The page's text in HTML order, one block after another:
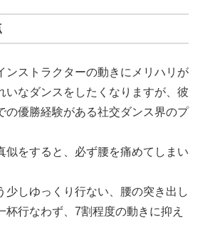
ンストラクターの動きにメリハリが
いなダンスをしたくなりますが、彼
の優勝経験がある社交ダンス界のプ
似をすると、必ず腰を痛めてしまい
少しゆっくり行ない、腰の突き出し
杯行なわず、7割程度の動きに抑え